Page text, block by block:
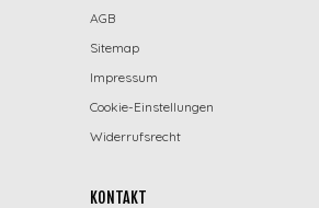
AGB
Sitemap
Impressum
Cookie-Einstellungen
Widerrufsrecht
KONTAKT